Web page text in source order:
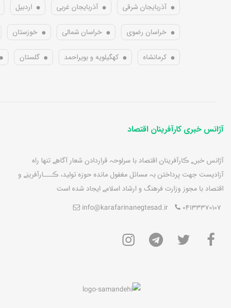
آذربایجان شرقی
آذربایجان غربی اردبیل
خراسان رضوی خراسان شمالی خوزستان
کرمانشاه کهگیلویه و بویراحمد گلستان
آژانس خبری کارآفرینان اقتصاد
آژانس خبرے ڪارآفرينان اقتصاد با سرلوحہ قراردادن شعار آگاهے تنها راه
آزاديست جهت پرداختن بہ مسائل مغفول مانده حوزه توليد، ڪـــارآفرينے و
اقتصاد با مجوز وزارت فرهنگ و ارشاد اسلامے ايجاد شده است
04133370107
info@karafarinanegtesad.ir